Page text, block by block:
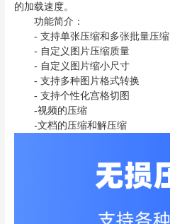
的加载速度。
功能简介：
- 支持单张压缩和多张批量压缩
- 自定义图片压缩质量
- 自定义图片缩小尺寸
- 支持多种图片格式转换
- 支持个性化宫格切图
-视频的压缩
-文档的压缩和解压缩